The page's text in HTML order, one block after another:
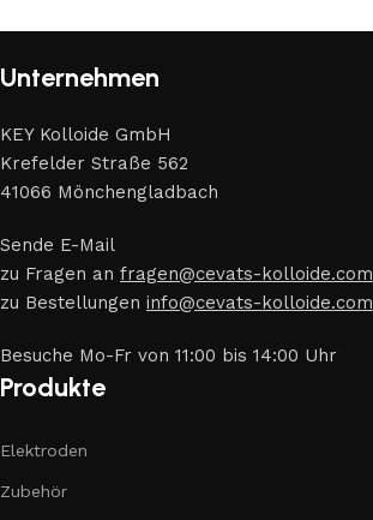
Unternehmen
KEY Kolloide GmbH
Krefelder Straße 562
41066 Mönchengladbach
Sende E-Mail
zu Fragen an fragen@cevats-kolloide.com
zu Bestellungen info@cevats-kolloide.com
Besuche Mo-Fr von 11:00 bis 14:00 Uhr
Produkte
Elektroden
Zubehör